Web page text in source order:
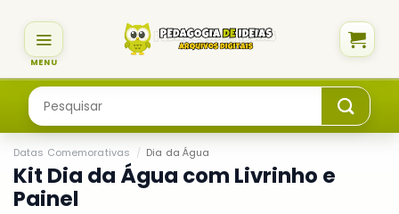
content
Pesquisar
por:
Datas Comemorativas / Dia da Água
Kit Dia da Água com Livrinho e
Painel